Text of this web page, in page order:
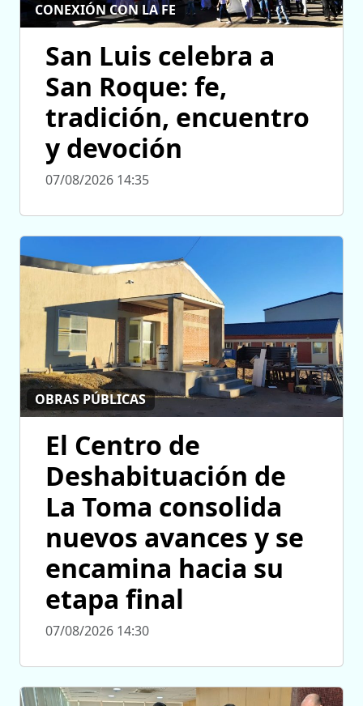
CONEXIÓN CON LA FE
San Luis celebra a
San Roque: fe,
tradición, encuentro
y devoción
07/08/2026 14:35
OBRAS PÚBLICAS
El Centro de
Deshabituación de
La Toma consolida
nuevos avances y se
encamina hacia su
etapa final
07/08/2026 14:30